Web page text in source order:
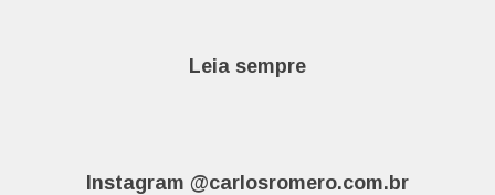
Leia sempre
Instagram @carlosromero.com.br